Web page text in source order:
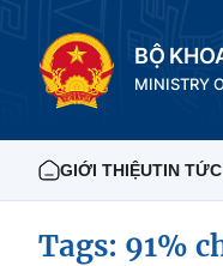
BỘ
MINISTRY
GIỚI THIỆUTIN
Tags: 91%